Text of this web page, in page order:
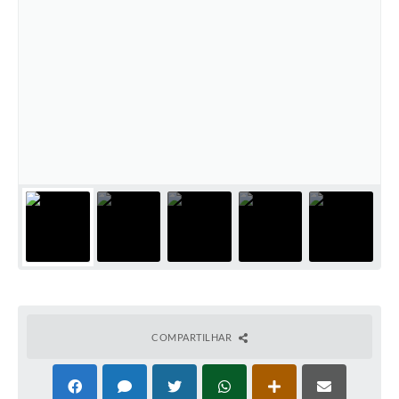
COMPARTILHAR